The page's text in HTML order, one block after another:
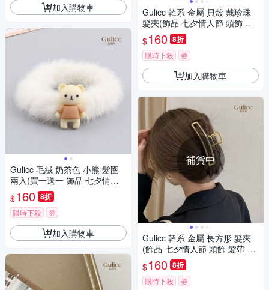
加入購物車
Gulicc 毛絨 奶茶色 小熊 髮圈
兩入(買一送一 飾品 七夕情人
節 髮繩 生日禮物 )
$160 8折
限時下殺 券
加入購物車
Gulicc 韓系 金屬 貝殼 戴珍珠
髮夾(飾品 七夕情人節 頭飾 髮
帶 髮箍 生日禮物 主題穿搭 約
會 )
$160 8折
限時下殺 券
加入購物車
補貨中
Gulicc 韓系 金屬 長方形 髮夾
(飾品 七夕情人節 頭飾 髮帶 髮
箍 生日禮物 主題穿搭 約會 )
$160 8折
限時下殺 券